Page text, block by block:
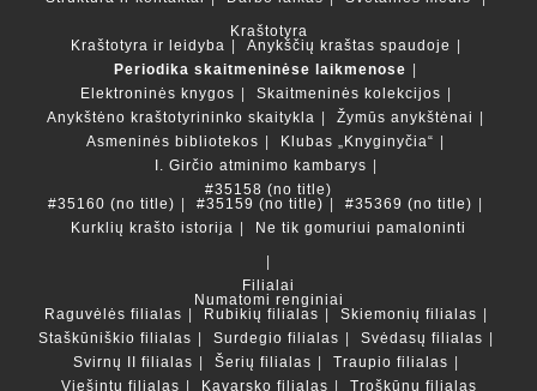
Kraštotyra
Kraštotyra ir leidyba
Anykščių kraštas spaudoje
Periodika skaitmeninėse laikmenose
Elektroninės knygos
Skaitmeninės kolekcijos
Anykštėno kraštotyrininko skaitykla
Žymūs anykštėnai
Asmeninės bibliotekos
Klubas „Knyginyčia“
I. Girčio atminimo kambarys
#35158 (no title)
#35160 (no title)
#35159 (no title)
#35369 (no title)
Kurklių krašto istorija
Ne tik gomuriui pamaloninti
Filialai
Numatomi renginiai
Raguvėlės filialas
Rubikių filialas
Skiemonių filialas
Staškūniškio filialas
Surdegio filialas
Svėdasų filialas
Svirnų II filialas
Šerių filialas
Traupio filialas
Viešintų filialas
Kavarsko filialas Troškūnų filialas